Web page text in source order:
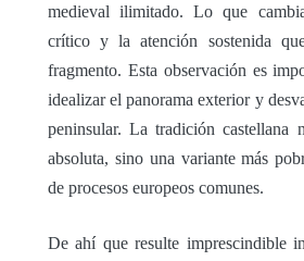
medieval ilimitado. Lo que
crítico y la atención sostenida
fragmento. Esta observación es
idealizar el panorama exterior y
peninsular. La tradición castellana
absoluta, sino una variante más
de procesos europeos comunes.
De ahí que resulte imprescindible